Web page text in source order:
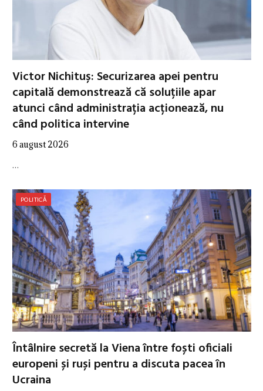
Victor Nichituș: Securizarea apei pentru
capitală demonstrează că soluțiile apar
atunci când administrația acționează, nu
când politica intervine
6 august 2026
…
POLITICĂ
Întâlnire secretă la Viena între foști oficiali
europeni și ruși pentru a discuta pacea în
Ucraina